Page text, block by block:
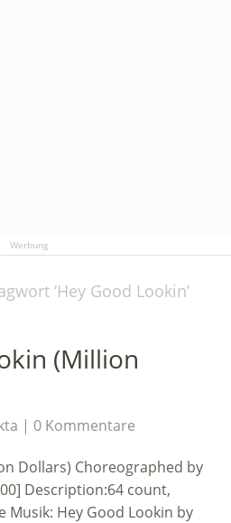
Werbung
‘Hey Good Lookin’
(Million
0 Kommentare
Dollars) Choreographed by
Description:64 count,
Musik: Hey Good Lookin by